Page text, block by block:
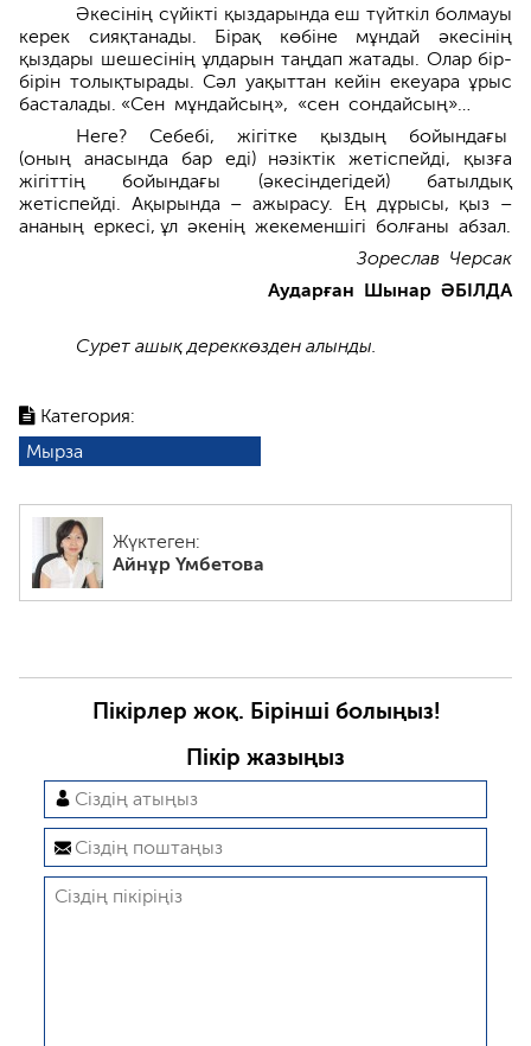
Категория:
Мырза
Жүктеген:
Айнұр Үмбетова
Әкесінің сүйікті қыздарында еш түйткіл болмауы
керек сияқтанады. Бірақ көбіне мұндай әкесінің
қыздары шешесінің ұлдарын таңдап жатады. Олар бір-
бірін толықтырады. Сәл уақыттан кейін екеуара ұрыс
басталады. «Сен мұндайсың», «сен сондайсың»…
Неге? Себебі, жігітке қыздың бойындағы
(оның анасында бар еді) нәзіктік жетіспейді, қызға
жігіттің бойындағы (әкесіндегідей) батыл­дық
жетіспейді. Ақырында – ажырасу. Ең дұрысы, қыз –
ананың еркесі, ұл әкенің жекеменшігі болғаны абзал.
Зореслав Черсак
Аударған Шынар ӘБІЛДА
Сурет ашық дереккөзден алынды.
Пікірлер жоқ. Бірінші болыңыз!
Пікір жазыңыз